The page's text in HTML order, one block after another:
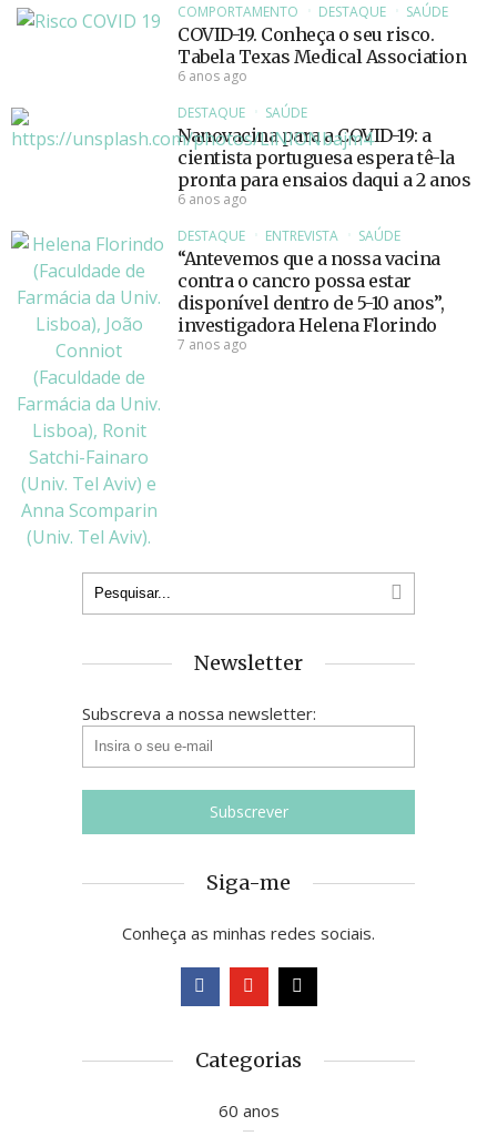
COMPORTAMENTO DESTAQUE SAÚDE
COVID-19. Conheça o seu risco.
Tabela Texas Medical Association
6 anos ago
DESTAQUE
SAÚDE
Nanovacina para a COVID-19: a
cientista portuguesa espera tê-la
pronta para ensaios daqui a 2 anos
6 anos ago
DESTAQUE
ENTREVISTA SAÚDE
“Antevemos que a nossa vacina
contra o cancro possa estar
disponível dentro de 5-10 anos”,
investigadora Helena Florindo
7 anos ago
Newsletter
Subscreva a nossa newsletter:
Siga-me
Conheça as minhas redes sociais.
Categorias
60 anos